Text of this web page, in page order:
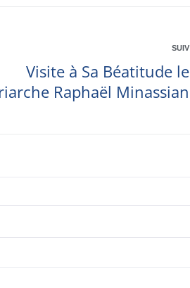
SUIV
Visite à Sa Béatitude le
Raphaël Minassian